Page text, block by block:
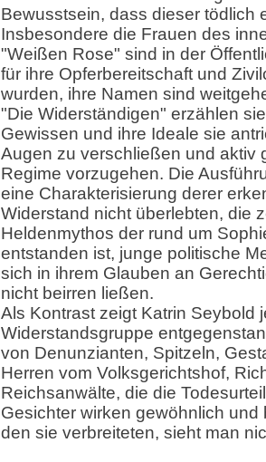
Bewusstsein, dass dieser tödlich
Insbesondere die Frauen des
"Weißen Rose" sind in der
für ihre Opferbereitschaft und
wurden, ihre Namen sind
"Die Widerständigen" erzählen
Gewissen und ihre Ideale sie
Augen zu verschließen und aktiv
Regime vorzugehen. Die
eine Charakterisierung derer
Widerstand nicht überlebten, die
Heldenmythos der rund um
entstanden ist, junge politische
sich in ihrem Glauben an
nicht beirren ließen.
Als Kontrast zeigt Katrin Seybold
Widerstandsgruppe
von Denunzianten, Spitzeln,
Herren vom Volksgerichtshof,
Reichsanwälte, die die
Gesichter wirken gewöhnlich und
den sie verbreiteten, sieht man